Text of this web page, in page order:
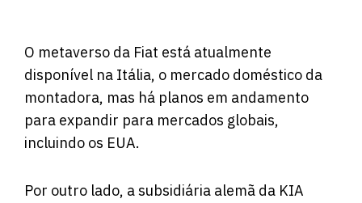
O metaverso da Fiat está atualmente
disponível na Itália, o mercado doméstico da
montadora, mas há planos em andamento
para expandir para mercados globais,
incluindo os EUA.
Por outro lado, a subsidiária alemã da KIA